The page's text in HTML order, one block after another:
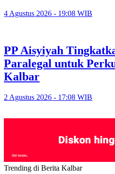
4 Agustus 2026 - 19:08 WIB
PP Aisyiyah
Paralegal untuk
Kalbar
2 Agustus 2026 - 17:08 WIB
Trending di Berita Kalbar